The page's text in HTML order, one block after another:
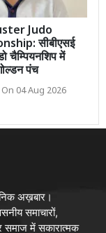
Judo
सीबीएसई
चैम्पियनशिप में
पंच
04 Aug 2026
अख़बार।
समाचारों,
समाज में सकारात्मक